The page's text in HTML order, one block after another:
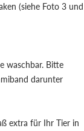
(siehe Foto 3 und
waschbar. Bitte
darunter
extra für Ihr Tier in